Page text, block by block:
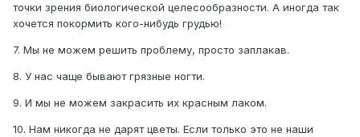
точки зрения биологической целесообразности. А иногда так
хочется покормить кого-нибудь грудью!
7. Мы не можем решить проблему, просто заплакав.
8. У нас чаще бывают грязные ногти.
9. И мы не можем закрасить их красным лаком.
10. Нам никогда не дарят цветы. Если только это не наши